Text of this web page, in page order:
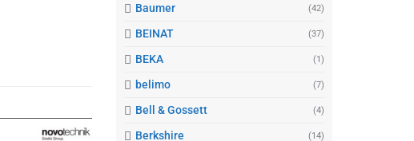
Baumer (42)
BEINAT (37)
BEKA (1)
belimo (7)
Bell & Gossett (4)
Berkshire (14)